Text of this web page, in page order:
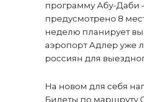
программу Абу-Даби
предусмотрено 8
неделю планирует
аэропорт Адлер уже
россиян для
На новом для себя
Билеты по маршруту